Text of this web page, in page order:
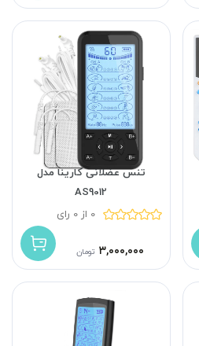
تنس عضلانی کارینا مدل
AS9012
0 از 0 رای
۳,۰۰۰,۰۰۰ تومان